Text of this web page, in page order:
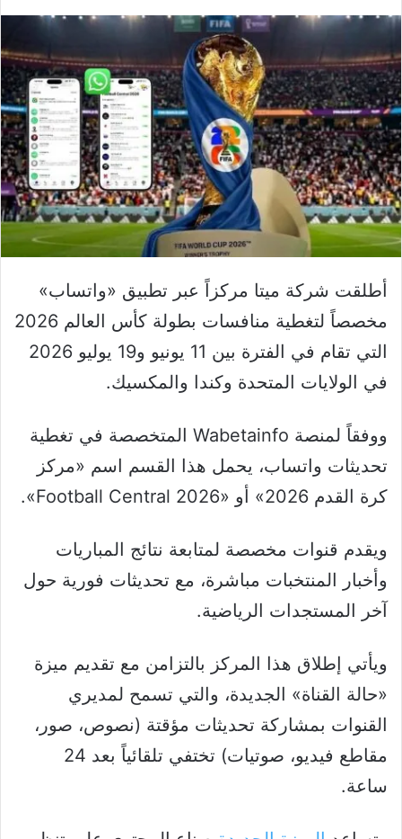
أطلقت شركة ميتا مركزاً عبر تطبيق ‏«واتساب»‏
مخصصاً لتغطية منافسات بطولة كأس العالم 2026
التي تقام في الفترة بين 11 يونيو و19 يوليو 2026
في الولايات المتحدة وكندا والمكسيك.
ووفقاً لمنصة Wabetainfo المتخصصة في تغطية
تحديثات واتساب، يحمل هذا القسم اسم «مركز
كرة القدم 2026»‏ أو «Football Central 2026»‏.
ويقدم قنوات مخصصة لمتابعة نتائج المباريات
وأخبار المنتخبات مباشرة، مع تحديثات فورية حول
آخر المستجدات الرياضية.
و​يأتي إطلاق هذا المركز بالتزامن مع تقديم ميزة
‏«حالة القناة»‏ الجديدة، والتي تسمح لمديري
القنوات بمشاركة تحديثات مؤقتة (نصوص، صور،
مقاطع فيديو، صوتيات) تختفي تلقائياً بعد 24
ساعة.